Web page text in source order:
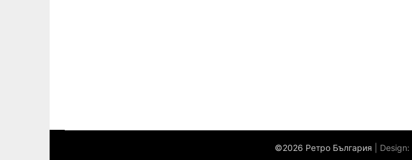
©2026 Ретро България | Design: